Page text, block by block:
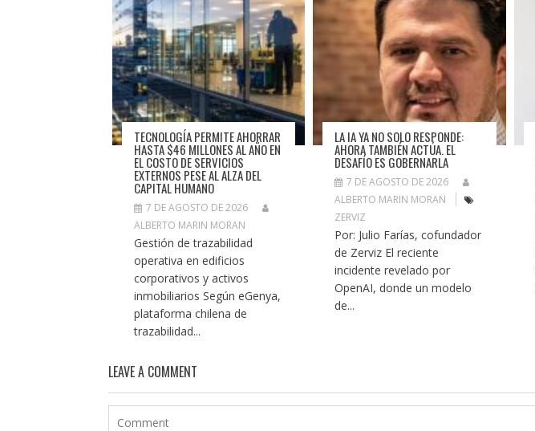
TECNOLOGÍA PERMITE AHORRAR
HASTA $46 MILLONES AL AÑO EN
EL COSTO DE SERVICIOS
EXTERNOS PESE AL ALZA DEL
CAPITAL HUMANO
7 DE AGOSTO DE 2026
ALBERTO MARIN MORAN
Gestión de trazabilidad
operativa en edificios
corporativos y activos
inmobiliarios Según eGenya,
plataforma chilena de
trazabilidad...
LA IA YA NO SOLO RESPONDE:
AHORA TAMBIÉN ACTÚA. EL
DESAFÍO ES GOBERNARLA
7 DE AGOSTO DE 2026
ALBERTO MARIN MORAN
ZERVIZ
Por: Julio Farías, cofundador
de Zerviz El reciente
incidente revelado por
OpenAI, donde un modelo
de...
LEAVE A COMMENT